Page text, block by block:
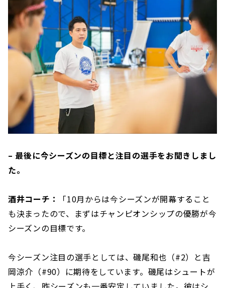
– 最後に今シーズンの目標と注目の選手をお聞きしまし
た。
酒井コーチ：
「10月からは今シーズンが開幕すること
も決まったので、まずはチャンピオンシップの優勝が今
シーズンの目標です。
今シーズン注目の選手としては、磯尾和也（#2）と吉
岡涼介（#90）に期待をしています。磯尾はシュートが